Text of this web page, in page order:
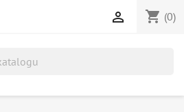
shopping_cart (0)
